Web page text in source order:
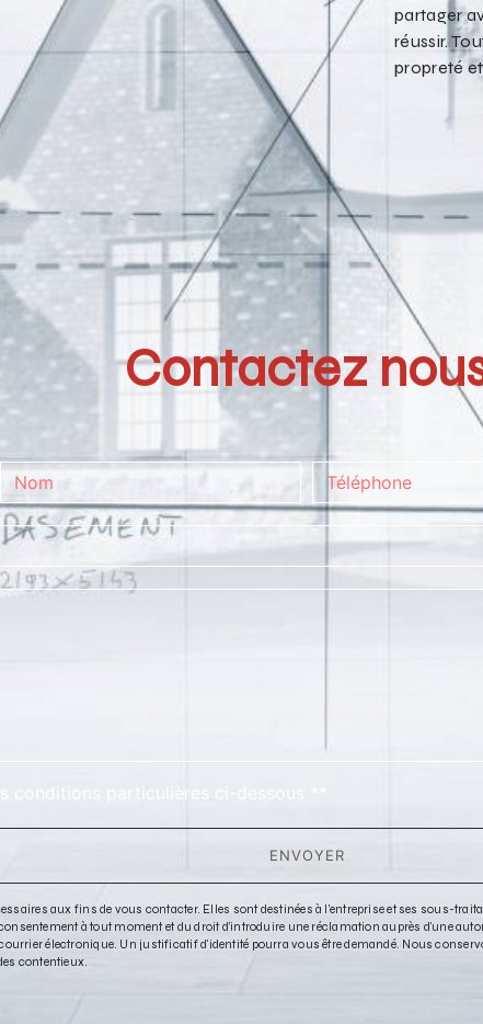
des cookies
partager
réussir.
propreté
Contactez
ENVOYER
aux fins de vous contacter. Elles sont destinées à l'entreprise et ses sous-
consentement à tout moment et du droit d’introduire une réclamation auprès d’une
électronique. Un justificatif d'identité pourra vous être demandé. Nous
contentieux.